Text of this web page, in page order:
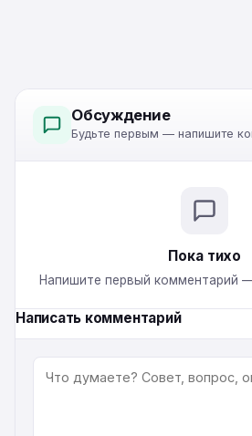
Обсуждение
Будьте первым — напишите
Пока тихо
Напишите первый комментарий
Написать комментарий
КОММЕНТАРИЙ